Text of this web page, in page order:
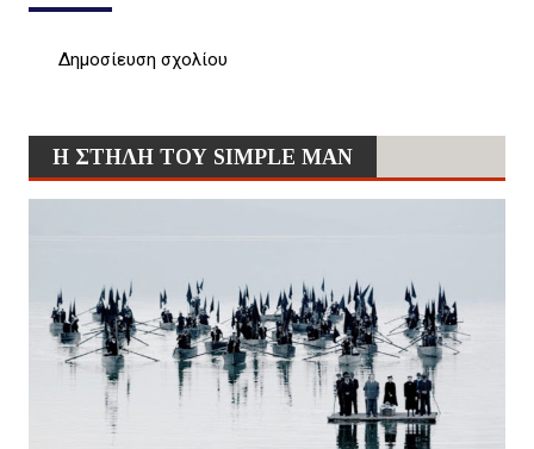
Δημοσίευση σχολίου
Η ΣΤΗΛΗ ΤΟΥ SIMPLE MAN